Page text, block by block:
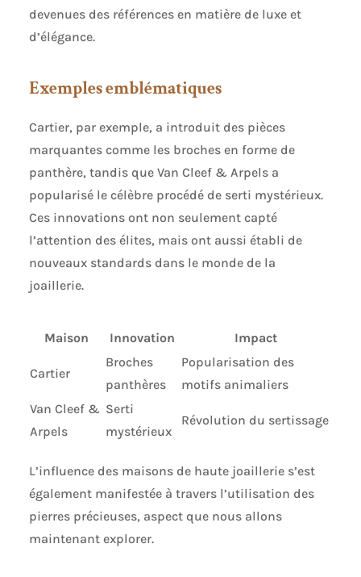
devenues des références en matière de luxe et
d’élégance.
Exemples emblématiques
Cartier, par exemple, a introduit des pièces
marquantes comme les broches en forme de
panthère, tandis que Van Cleef & Arpels a
popularisé le célèbre procédé de serti mystérieux.
Ces innovations ont non seulement capté
l’attention des élites, mais ont aussi établi de
nouveaux standards dans le monde de la
joaillerie.
Maison Innovation Impact
Cartier
Broches
panthères
Popularisation des
motifs animaliers
Van Cleef &
Arpels
Serti
mystérieux
Révolution du sertissage
L’influence des maisons de haute joaillerie s’est
également manifestée à travers l’utilisation des
pierres précieuses, aspect que nous allons
maintenant explorer.